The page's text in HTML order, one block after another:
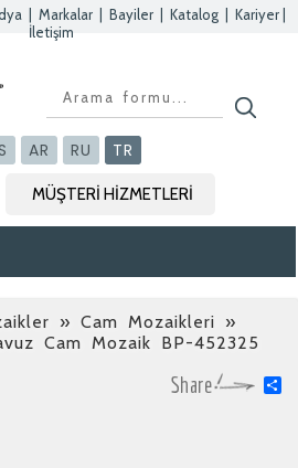
Markalar Bayiler Katalog Kariyer
İletişim
AR RU TR
MÜŞTERİ HİZMETLERİ
» Cam Mozaikleri »
Cam Mozaik BP-452325